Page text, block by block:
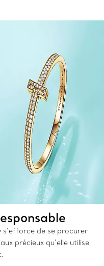
de se procurer
précieux qu’elle utilise